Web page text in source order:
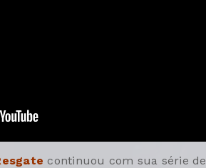
continuou com sua série de